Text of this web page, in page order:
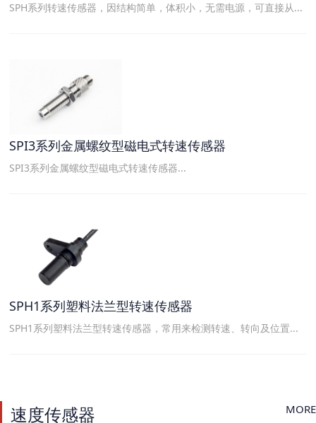
SPH系列转速传感器，因结构简单，体积小，无需电源，可直接从...
SPI3系列金属螺纹型磁电式转速传感器
SPI3系列金属螺纹型磁电式转速传感器...
SPH1系列塑料法兰型转速传感器
SPH1系列塑料法兰型转速传感器，常用来检测转速、转向及位置...
速度传感器 MORE